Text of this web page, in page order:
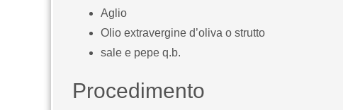
Aglio
Olio extravergine d’oliva o strutto
sale e pepe q.b.
Procedimento